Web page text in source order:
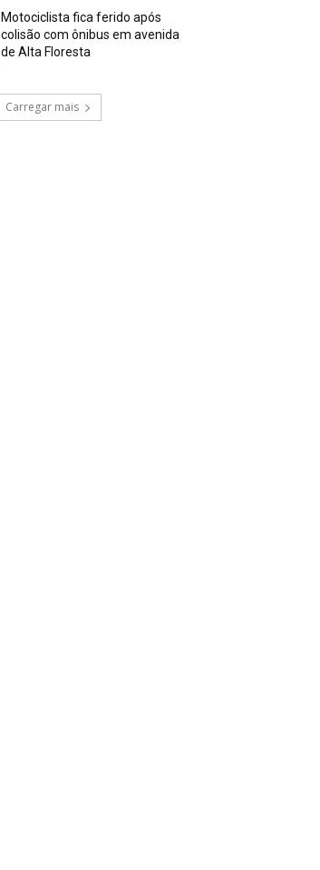
Motociclista fica ferido após
colisão com ônibus em avenida
de Alta Floresta
Carregar mais